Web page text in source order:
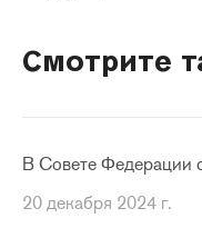
Смотрите
В Совете Федерации
20 декабря 2024 г.